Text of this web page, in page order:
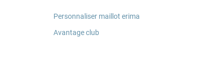
Personnaliser maillot erima
Avantage club